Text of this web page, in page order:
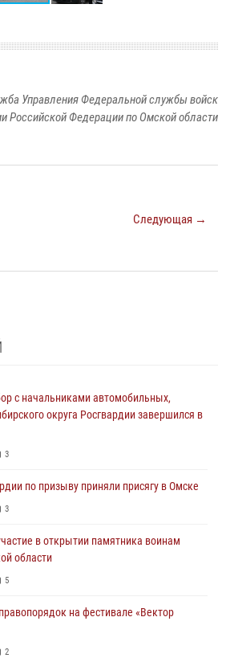
Управления Федеральной службы войск
Российской Федерации по Омской области
Следующая →
с начальниками автомобильных,
округа Росгвардии завершился в
3
по призыву приняли присягу в Омске
3
в открытии памятника воинам
области
5
на фестивале «Вектор
2